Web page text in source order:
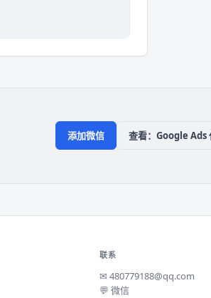
添加微信 查看：Google Ads
联系
✉ 480779188@qq.com
💬 微信